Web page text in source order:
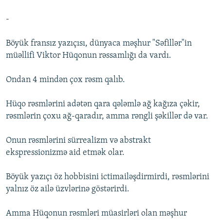
-
Böyük fransız yazıçısı, dünyaca məşhur "Səfillər"in
müəllifi Viktor Hüqonun rəssamlığı da vardı.
Ondan 4 mindən çox rəsm qalıb.
Hüqo rəsmlərini adətən qara qələmlə ağ kağıza çəkir,
rəsmlərin çoxu ağ-qaradır, amma rəngli şəkillər də var.
Onun rəsmlərini sürrealizm və abstrakt
ekspressionizmə aid etmək olar.
Böyük yazıçı öz hobbisini ictimailəşdirmirdi, rəsmlərini
yalnız öz ailə üzvlərinə göstərirdi.
Amma Hüqonun rəsmləri müasirləri olan məşhur